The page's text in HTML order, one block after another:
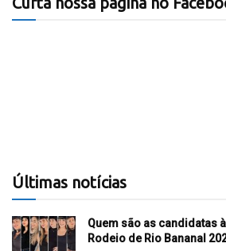
Últimas notícias
Quem são as candidatas
Rodeio de Rio Bananal